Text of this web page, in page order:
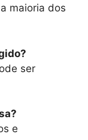
maioria dos
ser
e